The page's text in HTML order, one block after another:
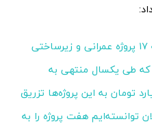
نسبت به مهرماه سال گذشته ۱۷ پروژه عمرانی و زیرساختی
که طی یکسال منتهی به
امسال حدود ۷۷۵ میلیارد تومان به این پروژه‌ها تزریق
توانسته‌ایم هفت پروژه را به